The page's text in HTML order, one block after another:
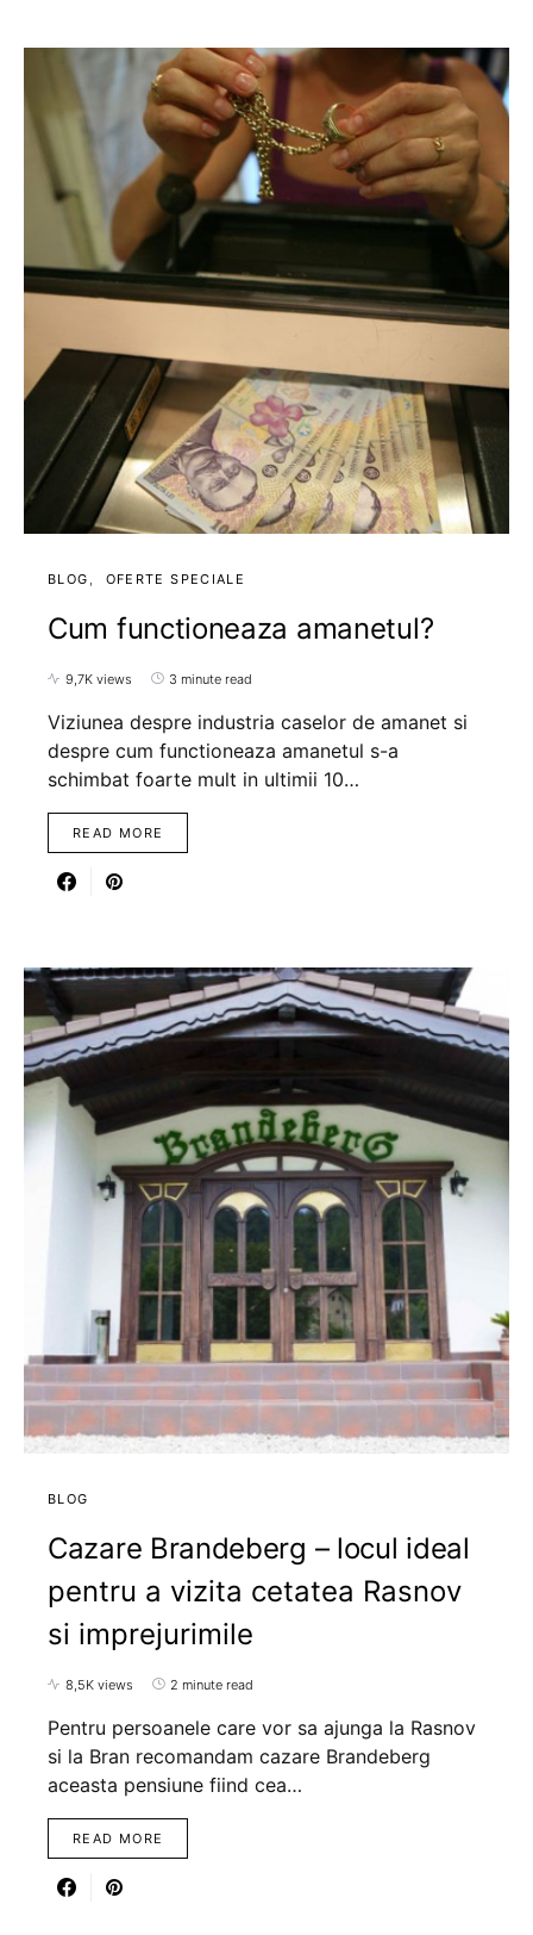
BLOG OFERTE SPECIALE
Cum functioneaza amanetul?
9,7K views 3 minute read
Viziunea despre industria caselor de amanet si
despre cum functioneaza amanetul s-a
schimbat foarte mult in ultimii 10…
READ MORE
BLOG
Cazare Brandeberg – locul ideal
pentru a vizita cetatea Rasnov
si imprejurimile
8,5K views 2 minute read
Pentru persoanele care vor sa ajunga la Rasnov
si la Bran recomandam cazare Brandeberg
aceasta pensiune fiind cea…
READ MORE